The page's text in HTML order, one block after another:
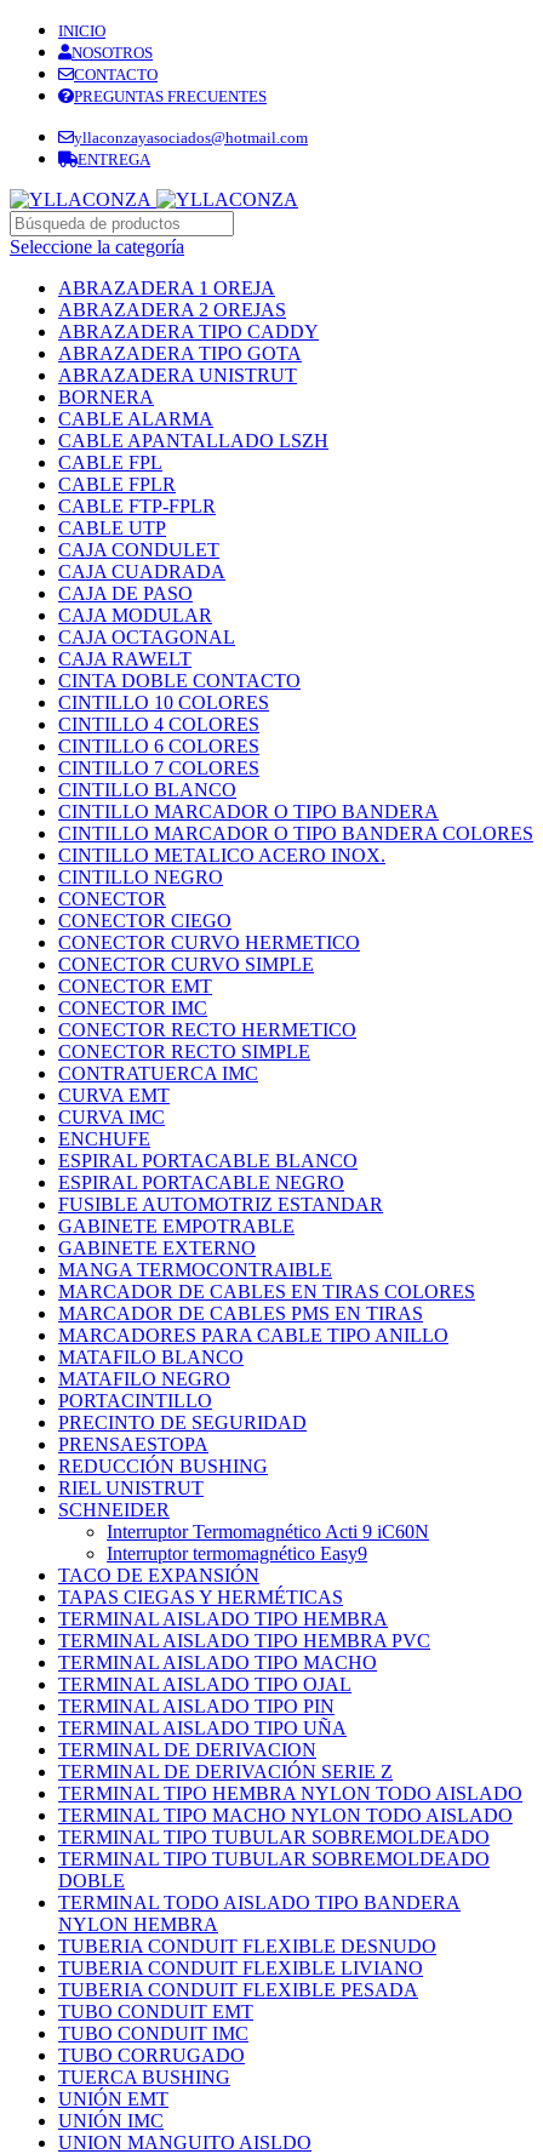
INICIO
NOSOTROS
CONTACTO
PREGUNTAS FRECUENTES
yllaconzayasociados@hotmail.com
ENTREGA
Seleccione la categoría
ABRAZADERA 1 OREJA
ABRAZADERA 2 OREJAS
ABRAZADERA TIPO CADDY
ABRAZADERA TIPO GOTA
ABRAZADERA UNISTRUT
BORNERA
CABLE ALARMA
CABLE APANTALLADO LSZH
CABLE FPL
CABLE FPLR
CABLE FTP-FPLR
CABLE UTP
CAJA CONDULET
CAJA CUADRADA
CAJA DE PASO
CAJA MODULAR
CAJA OCTAGONAL
CAJA RAWELT
CINTA DOBLE CONTACTO
CINTILLO 10 COLORES
CINTILLO 4 COLORES
CINTILLO 6 COLORES
CINTILLO 7 COLORES
CINTILLO BLANCO
CINTILLO MARCADOR O TIPO BANDERA
CINTILLO MARCADOR O TIPO BANDERA COLORES
CINTILLO METALICO ACERO INOX.
CINTILLO NEGRO
CONECTOR
CONECTOR CIEGO
CONECTOR CURVO HERMETICO
CONECTOR CURVO SIMPLE
CONECTOR EMT
CONECTOR IMC
CONECTOR RECTO HERMETICO
CONECTOR RECTO SIMPLE
CONTRATUERCA IMC
CURVA EMT
CURVA IMC
ENCHUFE
ESPIRAL PORTACABLE BLANCO
ESPIRAL PORTACABLE NEGRO
FUSIBLE AUTOMOTRIZ ESTANDAR
GABINETE EMPOTRABLE
GABINETE EXTERNO
MANGA TERMOCONTRAIBLE
MARCADOR DE CABLES EN TIRAS COLORES
MARCADOR DE CABLES PMS EN TIRAS
MARCADORES PARA CABLE TIPO ANILLO
MATAFILO BLANCO
MATAFILO NEGRO
PORTACINTILLO
PRECINTO DE SEGURIDAD
PRENSAESTOPA
REDUCCIÓN BUSHING
RIEL UNISTRUT
SCHNEIDER
Interruptor Termomagnético Acti 9 iC60N
Interruptor termomagnético Easy9
TACO DE EXPANSIÓN
TAPAS CIEGAS Y HERMÉTICAS
TERMINAL AISLADO TIPO HEMBRA
TERMINAL AISLADO TIPO HEMBRA PVC
TERMINAL AISLADO TIPO MACHO
TERMINAL AISLADO TIPO OJAL
TERMINAL AISLADO TIPO PIN
TERMINAL AISLADO TIPO UÑA
TERMINAL DE DERIVACION
TERMINAL DE DERIVACIÓN SERIE Z
TERMINAL TIPO HEMBRA NYLON TODO AISLADO
TERMINAL TIPO MACHO NYLON TODO AISLADO
TERMINAL TIPO TUBULAR SOBREMOLDEADO
TERMINAL TIPO TUBULAR SOBREMOLDEADO
DOBLE
TERMINAL TODO AISLADO TIPO BANDERA
NYLON HEMBRA
TUBERIA CONDUIT FLEXIBLE DESNUDO
TUBERIA CONDUIT FLEXIBLE LIVIANO
TUBERIA CONDUIT FLEXIBLE PESADA
TUBO CONDUIT EMT
TUBO CONDUIT IMC
TUBO CORRUGADO
TUERCA BUSHING
UNIÓN EMT
UNIÓN IMC
UNION MANGUITO AISLDO